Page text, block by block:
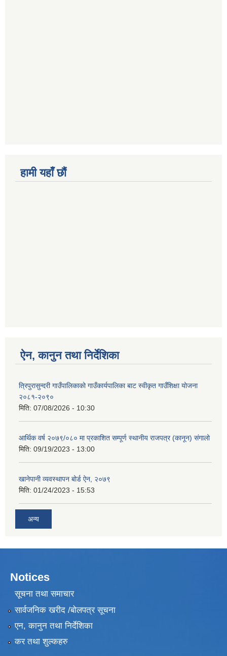
हामी यहाँ छौं
ऐन, कानुन तथा निर्देशिका
त्रिपुरासुन्दरी गाउँपालिकाको गाउँकार्यपालिका बाट स्वीकृत गाउँशिक्षा योजना
२०८१-२०९०
मिति: 07/08/2026 - 10:30
आर्थिक वर्ष २०७९/०८० मा प्रकाशित सम्पूर्ण स्थानीय राजपत्र (कानून) संगालो
मिति: 09/19/2023 - 13:00
खानेपानी व्यवस्थापन बोर्ड ऐन, २०७९
मिति: 01/24/2023 - 15:53
अन्य
Notices
सूचना तथा समाचार
सार्वजनिक खरीद /बोलपत्र सूचना
एन, कानुन तथा निर्देशिका
कर तथा शुल्कहरु